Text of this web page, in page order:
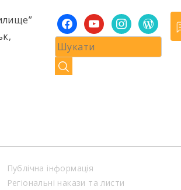
facebookyoutubeinstagram
Публічна інформація
Регіональні накази та листи